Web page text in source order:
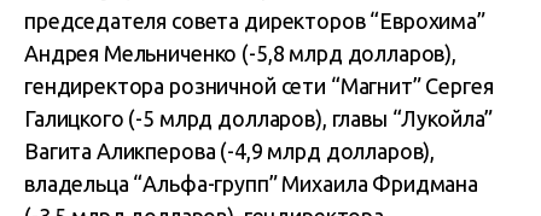
председателя совета директоров “Еврохима”
Андрея Мельниченко (-5,8 млрд долларов),
гендиректора розничной сети “Магнит” Сергея
Галицкого (-5 млрд долларов), главы “Лукойла”
Вагита Аликперова (-4,9 млрд долларов),
владельца “Альфа-групп” Михаила Фридмана